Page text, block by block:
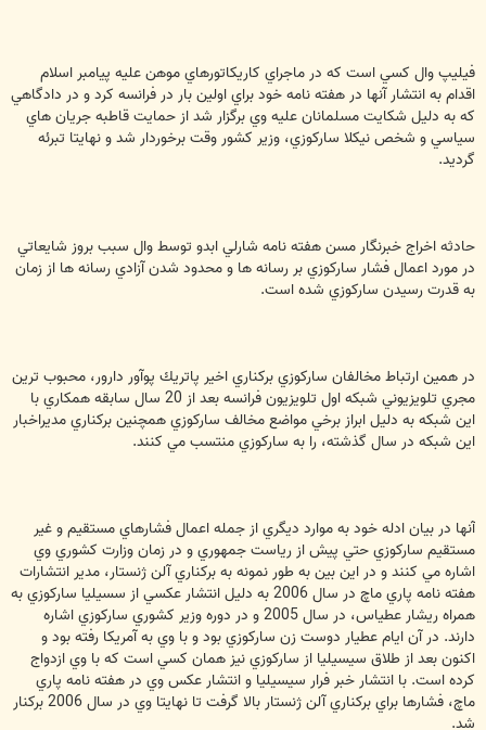
فيليپ وال كسي است كه در ماجراي كاريكاتورهاي موهن عليه پيامبر اسلام
اقدام به انتشار آنها در هفته نامه خود براي اولين بار در فرانسه كرد و در دادگاهي
كه به دليل شكايت مسلمانان عليه وي برگزار شد از حمايت قاطبه جريان هاي
سياسي و شخص نيكلا ساركوزي، وزير كشور وقت برخوردار شد و نهايتا تبرئه
گرديد.
حادثه اخراج خبرنگار مسن هفته نامه شارلي ابدو توسط وال سبب بروز شايعاتي
در مورد اعمال فشار ساركوزي بر رسانه ها و محدود شدن آزادي رسانه ها از زمان
به قدرت رسيدن ساركوزي شده است.
در همين ارتباط مخالفان ساركوزي بركناري اخير پاتريك پوآور دارور،‌ محبوب ترين
مجري تلويزيوني شبكه اول تلويزيون فرانسه بعد از 20 سال سابقه همكاري با
اين شبكه به دليل ابراز برخي مواضع مخالف ساركوزي همچنين بركناري مديراخبار
اين شبكه در سال گذشته،‌ را به ساركوزي منتسب مي كنند.
آنها در بيان ادله خود به موارد ديگري از جمله اعمال فشارهاي مستقيم و غير
مستقيم ساركوزي حتي پيش از رياست جمهوري و در زمان وزارت كشوري وي
اشاره مي كنند و در اين بين به طور نمونه به بركناري آلن ژنستار، مدير انتشارات
هفته نامه پاري ماچ در سال 2006 به دليل انتشار عكسي از سسيليا ساركوزي به
همراه ريشار عطياس،‌ در سال 2005 و در دوره وزير كشوري ساركوزي اشاره
دارند. در آن ايام عطيار دوست زن ساركوزي بود و با وي به آمريكا رفته بود و
اكنون بعد از طلاق سيسيليا از ساركوزي نيز همان كسي است كه با وي ازدواج
كرده است. با انتشار خبر فرار سيسيليا و انتشار عكس وي در هفته نامه پاري
ماچ، فشارها براي بركناري آلن ژنستار بالا گرفت تا نهايتا وي در سال 2006 بركنار
شد.